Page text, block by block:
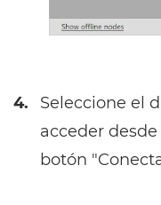
4.
Seleccione el
acceder
botón